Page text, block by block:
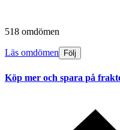
518 omdömen
Läs omdömen Följ
Köp mer och spara på